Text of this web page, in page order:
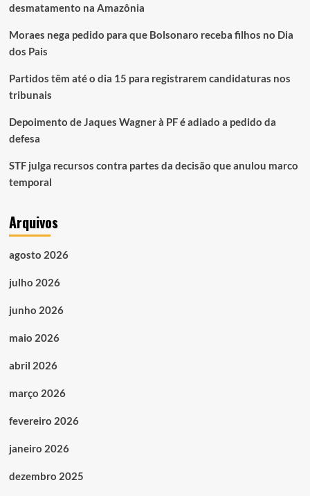
desmatamento na Amazônia
Moraes nega pedido para que Bolsonaro receba filhos no Dia
dos Pais
Partidos têm até o dia 15 para registrarem candidaturas nos
tribunais
Depoimento de Jaques Wagner à PF é adiado a pedido da
defesa
STF julga recursos contra partes da decisão que anulou marco
temporal
Arquivos
agosto 2026
julho 2026
junho 2026
maio 2026
abril 2026
março 2026
fevereiro 2026
janeiro 2026
dezembro 2025